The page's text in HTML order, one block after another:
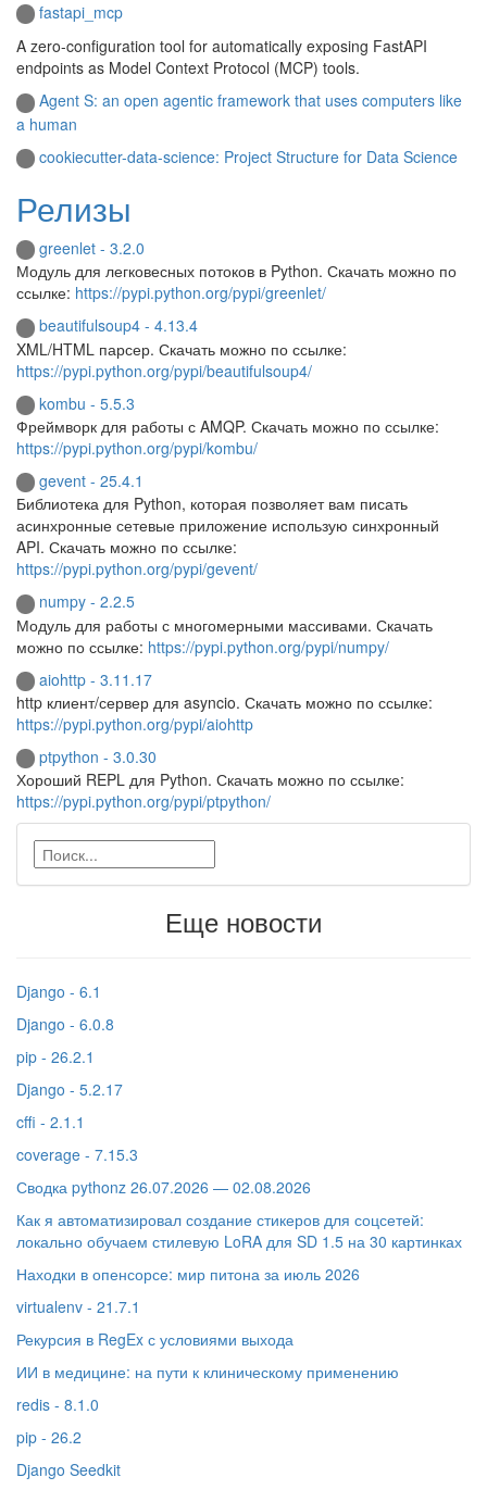
fastapi_mcp
A zero-configuration tool for automatically exposing FastAPI
endpoints as Model Context Protocol (MCP) tools.
Agent S: an open agentic framework that uses computers like
a human
cookiecutter-data-science: Project Structure for Data Science
Релизы
greenlet - 3.2.0
Модуль для легковесных потоков в Python. Скачать можно по
ссылке: https://pypi.python.org/pypi/greenlet/
beautifulsoup4 - 4.13.4
XML/HTML парсер. Скачать можно по ссылке:
https://pypi.python.org/pypi/beautifulsoup4/
kombu - 5.5.3
Фреймворк для работы с AMQP. Скачать можно по ссылке:
https://pypi.python.org/pypi/kombu/
gevent - 25.4.1
Библиотека для Python, которая позволяет вам писать
асинхронные сетевые приложение использую синхронный
API. Скачать можно по ссылке:
https://pypi.python.org/pypi/gevent/
numpy - 2.2.5
Модуль для работы с многомерными массивами. Скачать
можно по ссылке: https://pypi.python.org/pypi/numpy/
aiohttp - 3.11.17
http клиент/сервер для asyncio. Скачать можно по ссылке:
https://pypi.python.org/pypi/aiohttp
ptpython - 3.0.30
Хороший REPL для Python. Скачать можно по ссылке:
https://pypi.python.org/pypi/ptpython/
Еще новости
Django - 6.1
Django - 6.0.8
pip - 26.2.1
Django - 5.2.17
cffi - 2.1.1
coverage - 7.15.3
Сводка pythonz 26.07.2026 — 02.08.2026
Как я автоматизировал создание стикеров для соцсетей:
локально обучаем стилевую LoRA для SD 1.5 на 30 картинках
Находки в опенсорсе: мир питона за июль 2026
virtualenv - 21.7.1
Рекурсия в RegEx с условиями выхода
ИИ в медицине: на пути к клиническому применению
redis - 8.1.0
pip - 26.2
Django Seedkit